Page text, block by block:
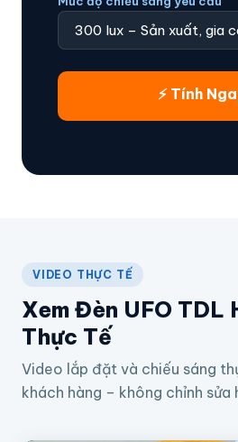
⚡ Tính
VIDEO THỰC TẾ
Xem Đèn UFO TDL
Thực Tế
Video lắp đặt và chiếu sáng
khách hàng – không chỉnh sửa